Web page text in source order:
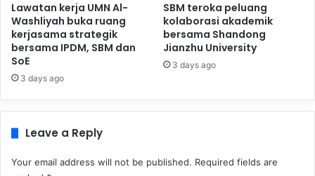
Lawatan kerja UMN Al-
Washliyah buka ruang
kerjasama strategik
bersama IPDM, SBM dan
SoE
3 days ago
SBM teroka peluang
kolaborasi akademik
bersama Shandong
Jianzhu University
3 days ago
Leave a Reply
Your email address will not be published. Required fields are